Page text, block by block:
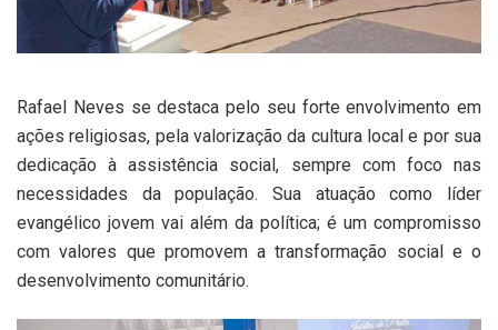
Rafael Neves se destaca pelo seu forte envolvimento em
ações religiosas, pela valorização da cultura local e por sua
dedicação à assistência social, sempre com foco nas
necessidades da população. Sua atuação como líder
evangélico jovem vai além da política; é um compromisso
com valores que promovem a transformação social e o
desenvolvimento comunitário.